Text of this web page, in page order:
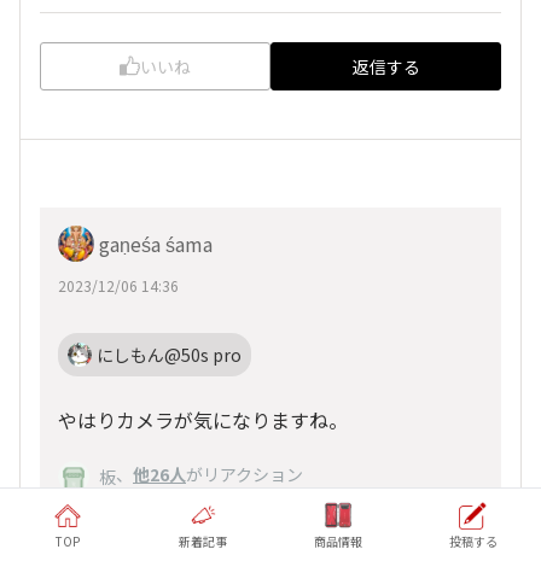
いいね 返信する
gaṇeśa śama
2023/12/06 14:36
にしもん@50s pro
やはりカメラが気になりますね。
板、 他26人がリアクション
TOP 新着記事 商品情報 投稿する